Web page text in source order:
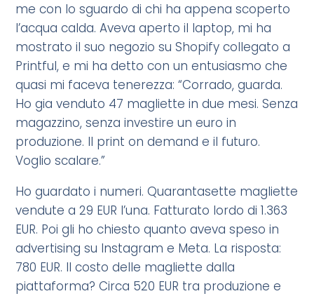
me con lo sguardo di chi ha appena scoperto
l’acqua calda. Aveva aperto il laptop, mi ha
mostrato il suo negozio su Shopify collegato a
Printful, e mi ha detto con un entusiasmo che
quasi mi faceva tenerezza: “Corrado, guarda.
Ho gia venduto 47 magliette in due mesi. Senza
magazzino, senza investire un euro in
produzione. Il print on demand e il futuro.
Voglio scalare.”
Ho guardato i numeri. Quarantasette magliette
vendute a 29 EUR l’una. Fatturato lordo di 1.363
EUR. Poi gli ho chiesto quanto aveva speso in
advertising su Instagram e Meta. La risposta:
780 EUR. Il costo delle magliette dalla
piattaforma? Circa 520 EUR tra produzione e